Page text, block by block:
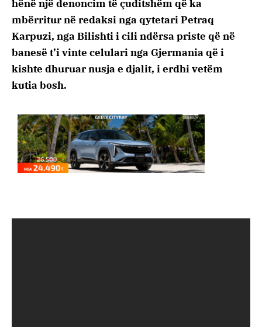
hënë një denoncim të çuditshëm që ka
mbërritur në redaksi nga qytetari Petraq
Karpuzi, nga Bilishti i cili ndërsa priste që në
banesë t’i vinte celulari nga Gjermania që i
kishte dhuruar nusja e djalit, i erdhi vetëm
kutia bosh.